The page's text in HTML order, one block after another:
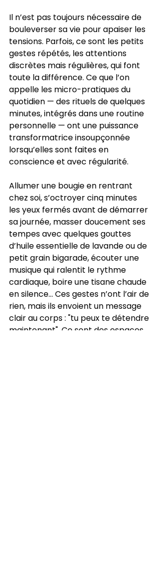
Il n’est pas toujours nécessaire de
bouleverser sa vie pour apaiser les
tensions. Parfois, ce sont les petits
gestes répétés, les attentions
discrètes mais régulières, qui font
toute la différence. Ce que l’on
appelle les micro-pratiques du
quotidien — des rituels de quelques
minutes, intégrés dans une routine
personnelle — ont une puissance
transformatrice insoupçonnée
lorsqu’elles sont faites en
conscience et avec régularité.
Allumer une bougie en rentrant
chez soi, s’octroyer cinq minutes
les yeux fermés avant de démarrer
sa journée, masser doucement ses
tempes avec quelques gouttes
d’huile essentielle de lavande ou de
petit grain bigarade, écouter une
musique qui ralentit le rythme
cardiaque, boire une tisane chaude
en silence… Ces gestes n’ont l’air de
rien, mais ils envoient un message
clair au corps : "tu peux te détendre
maintenant". Ce sont des espaces